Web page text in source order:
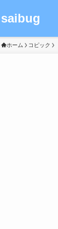
saibug
ホーム コピック